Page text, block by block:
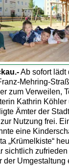
Ab sofort lädt
Mehring-
zum Verweilen,
Kathrin Köhler
Ämter der
Nutzung frei.
eine
„Krümelkiste“
sichtlich
der Umgestaltung